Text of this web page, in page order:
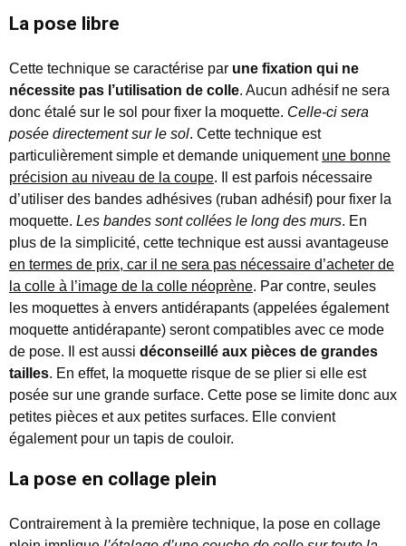
La pose libre
Cette technique se caractérise par une fixation qui ne
nécessite pas l’utilisation de colle. Aucun adhésif ne sera
donc étalé sur le sol pour fixer la moquette. Celle-ci sera
posée directement sur le sol. Cette technique est
particulièrement simple et demande uniquement une bonne
précision au niveau de la coupe. Il est parfois nécessaire
d’utiliser des bandes adhésives (ruban adhésif) pour fixer la
moquette. Les bandes sont collées le long des murs. En
plus de la simplicité, cette technique est aussi avantageuse
en termes de prix, car il ne sera pas nécessaire d’acheter de
la colle à l’image de la colle néoprène. Par contre, seules
les moquettes à envers antidérapants (appelées également
moquette antidérapante) seront compatibles avec ce mode
de pose. Il est aussi déconseillé aux pièces de grandes
tailles. En effet, la moquette risque de se plier si elle est
posée sur une grande surface. Cette pose se limite donc aux
petites pièces et aux petites surfaces. Elle convient
également pour un tapis de couloir.
La pose en collage plein
Contrairement à la première technique, la pose en collage